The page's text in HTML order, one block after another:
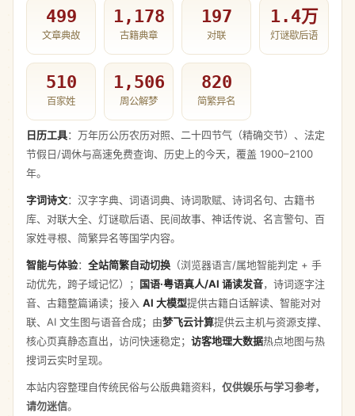
499
文章典故
1,178
古籍典章
197
对联
1.4万
灯谜歇后语
510
百家姓
1,506
周公解梦
820
简繁异名
日历工具：万年历公历农历对照、二十四节气（精确交节）、法定
节假日/调休与高速免费查询、历史上的今天，覆盖 1900–2100
年。
字词诗文：汉字字典、词语词典、诗词歌赋、诗词名句、古籍书
库、对联大全、灯谜歇后语、民间故事、神话传说、名言警句、百
家姓寻根、简繁异名等国学内容。
智能与体验： 全站简繁自动切换 （浏览器语言/属地智能判定 + 手
动优先，跨子域记忆）； 国语·粤语真人/AI 诵读发音，诗词逐字注
音、古籍整篇诵读；接入 AI 大模型提供古籍白话解读、智能对对
联、AI 文生图与语音合成；由梦飞云计算提供云主机与资源支撑、
核心页真静态直出，访问快速稳定； 访客地理大数据热点地图与热
搜词云实时呈现。
本站内容整理自传统民俗与公版典籍资料， 仅供娱乐与学习参考，
请勿迷信。